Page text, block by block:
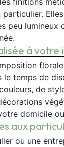
peu
à votre
le temps de
de
domicile
aux
ou une